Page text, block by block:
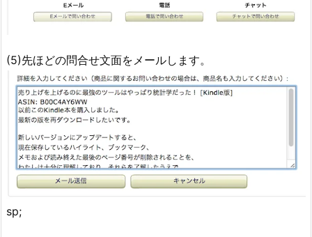
(5)先ほどの問合せ文面をメールします。
sp;